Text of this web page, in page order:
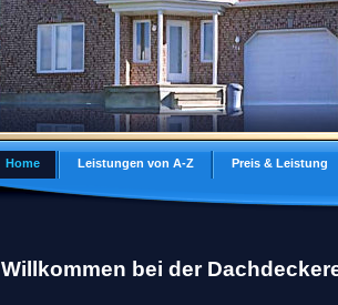
Home Leistungen von A-Z Preis & Leistung
Willkommen bei der